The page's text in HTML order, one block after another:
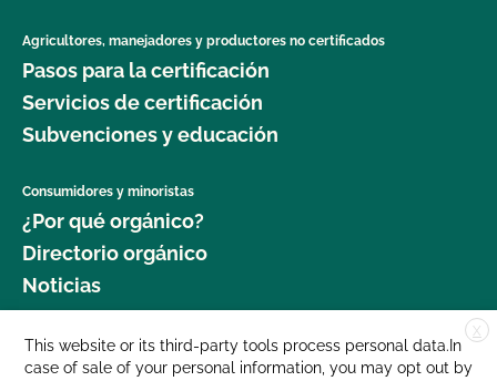
Agricultores, manejadores y productores no certificados
Pasos para la certificación
Servicios de certificación
Subvenciones y educación
Consumidores y minoristas
¿Por qué orgánico?
Directorio orgánico
Noticias
Donar
Carreras profesionales
X
This website or its third-party tools process personal data.In
case of sale of your personal information, you may opt out by